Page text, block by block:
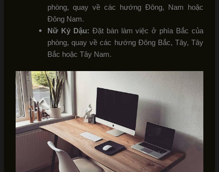
phòng, quay về các hướng Đông, Nam hoặc
Đông Nam.
Nữ Kỷ Dậu: Đặt bàn làm việc ở phía Bắc của
phòng, quay về các hướng Đông Bắc, Tây, Tây
Bắc hoặc Tây Nam.